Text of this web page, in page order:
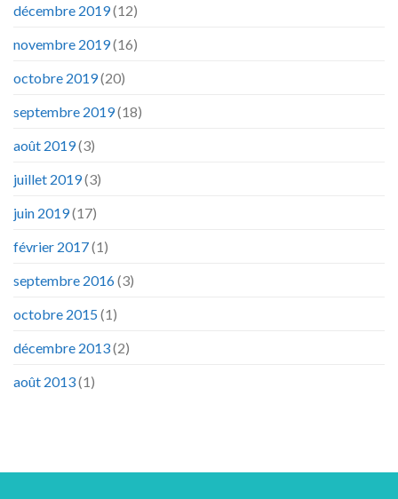
décembre 2019(12)
novembre 2019(16)
octobre 2019(20)
septembre 2019(18)
août 2019(3)
juillet 2019(3)
juin 2019(17)
février 2017(1)
septembre 2016(3)
octobre 2015(1)
décembre 2013(2)
août 2013(1)